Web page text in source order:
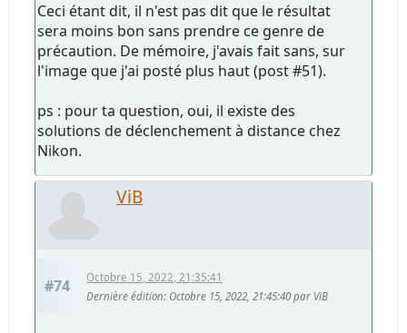
Ceci étant dit, il n'est pas dit que le résultat
sera moins bon sans prendre ce genre de
précaution. De mémoire, j'avais fait sans, sur
l'image que j'ai posté plus haut (post #51).
ps : pour ta question, oui, il existe des
solutions de déclenchement à distance chez
Nikon.
ViB
#74
Octobre 15, 2022, 21:35:41
Dernière édition: Octobre 15, 2022, 21:45:40 par ViB